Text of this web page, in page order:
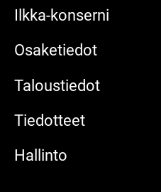
Ilkka-konserni
Osaketiedot
Taloustiedot
Tiedotteet
Hallinto